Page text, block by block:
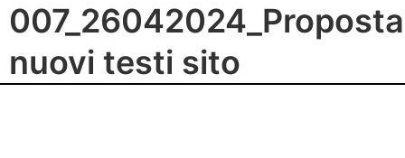
007_26042024_Proposta
nuovi testi sito